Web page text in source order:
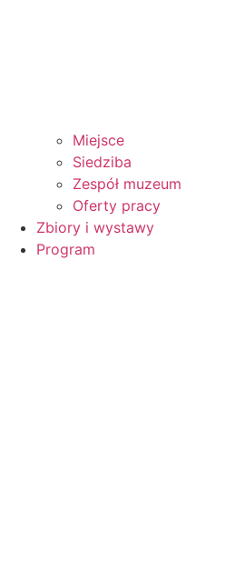
Miejsce
Siedziba
Zespół muzeum
Oferty pracy
Zbiory i wystawy
Program